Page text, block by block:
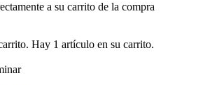
a su carrito de la compra
Hay 1 artículo en su carrito.